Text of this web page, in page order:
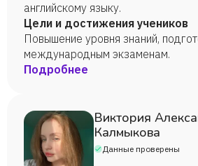
международных экономических
специальность - экономист, 2010
школа экономики, факультет
технологии и маркетинговые
специальность - менеджер, 2024.
английскому языку.
Цели и достижения учеников
Повышение уровня знаний,
международным экзаменам.
Подробнее
Виктория
Калмыкова
Данные проверены